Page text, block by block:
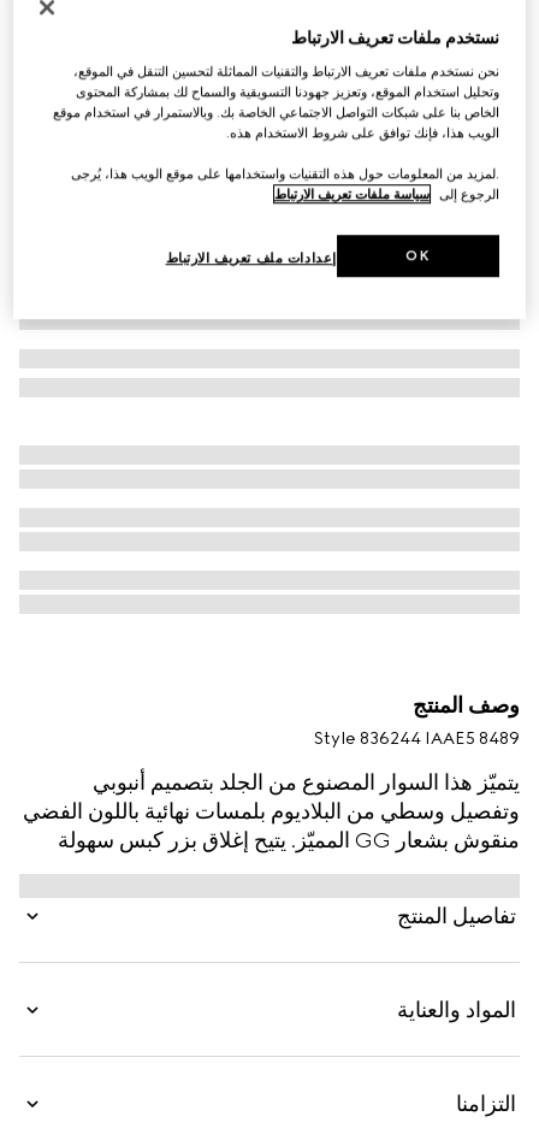
سوار مع تفصيل شعار GG
تنويعات جلد باللون الأخضر الحرجي
وصف المنتج
Style ‎836244 IAAE5 8489
يتميّز هذا السوار المصنوع من الجلد بتصميم أنبوبي
وتفصيل وسطي من البلاديوم بلمسات نهائية باللون الفضي
منقوش بشعار GG المميّز. يتيح إغلاق بزر كبس سهولة
الارتداء.
تفاصيل المنتج
المواد والعناية
التزامنا
نستخدم ملفات تعريف الارتباط
نحن نستخدم ملفات تعريف الارتباط والتقنيات المماثلة لتحسين التنقل في الموقع،
وتحليل استخدام الموقع، وتعزيز جهودنا التسويقية والسماح لك بمشاركة المحتوى
الخاص بنا على شبكات التواصل الاجتماعي الخاصة بك. وبالاستمرار في استخدام موقع
الويب هذا، فإنك توافق على شروط الاستخدام هذه.
.لمزيد من المعلومات حول هذه التقنيات واستخدامها على موقع الويب هذا، يُرجى
الرجوع إلى سياسة ملفات تعريف الارتباط
إعدادات ملف تعريف الارتباط OK